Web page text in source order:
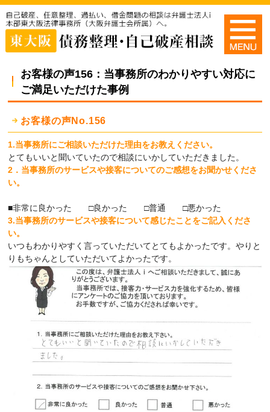
お客様の声156：当事務所のわかりやすい対応に
ご満足いただけた事例
お客様の声No.156
1.当事務所にご相談いただけた理由をお教えください。
とてもいいと聞いていたので相談にいかしていただきました。
2．当事務所のサービスや接客についてのご感想をお聞かせくださ
い。
■非常に良かった □良かった □普通 □悪かった
3.当事務所のサービスや接客について感じたことをご記入くださ
い。
いつもわかりやすく言っていただいてとてもよかったです。やりと
りもちゃんとしていただいてよかったです。